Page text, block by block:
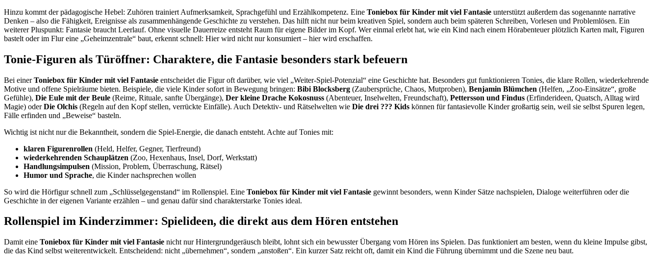
Hinzu kommt der pädagogische Hebel: Zuhören trainiert Aufmerksamkeit, Sprachgefühl und Erzählkompetenz. Eine Toniebox für Kinder mit viel Fantasie unterstützt außerdem das sogenannte narrative
Denken – also die Fähigkeit, Ereignisse als zusammenhängende Geschichte zu verstehen. Das hilft nicht nur beim kreativen Spiel, sondern auch beim späteren Schreiben, Vorlesen und Problemlösen. Ein
weiterer Pluspunkt: Fantasie braucht Leerlauf. Ohne visuelle Dauerreize entsteht Raum für eigene Bilder im Kopf. Wer einmal erlebt hat, wie ein Kind nach einem Hörabenteuer plötzlich Karten malt, Figuren
bastelt oder im Flur eine „Geheimzentrale“ baut, erkennt schnell: Hier wird nicht nur konsumiert – hier wird erschaffen.
Tonie-Figuren als Türöffner: Charaktere, die Fantasie besonders stark befeuern
Bei einerToniebox für Kinder mit viel Fantasie entscheidet die Figur oft darüber, wie viel „Weiter-Spiel-Potenzial“ eine Geschichte hat. Besonders gut funktionieren Tonies, die klare Rollen, wiederkehrende
Motive und offene Spielräume bieten. Beispiele, die viele Kinder sofort in Bewegung bringen: Bibi Blocksberg (Zaubersprüche, Chaos, Mutproben), Benjamin Blümchen (Helfen, „Zoo-Einsätze“, große
Gefühle), Die Eule mit der Beule (Reime, Rituale, sanfte Übergänge), Der kleine Drache Kokosnuss (Abenteuer, Inselwelten, Freundschaft), Pettersson und Findus (Erfinderideen, Quatsch, Alltag wird
Magie) oderDie Olchis (Regeln auf den Kopf stellen, verrückte Einfälle). Auch Detektiv- und Rätselwelten wie Die drei ??? Kids können für fantasievolle Kinder großartig sein, weil sie selbst Spuren legen,
Fälle erfinden und „Beweise“ basteln.
Wichtig ist nicht nur die Bekanntheit, sondern die Spiel-Energie, die danach entsteht. Achte auf Tonies mit:
klaren Figurenrollen (Held, Helfer, Gegner, Tierfreund)
wiederkehrenden Schauplätzen (Zoo, Hexenhaus, Insel, Dorf, Werkstatt)
Handlungsimpulsen (Mission, Problem, Überraschung, Rätsel)
Humor und Sprache, die Kinder nachsprechen wollen
So wird die Hörfigur schnell zum „Schlüsselgegenstand“ im Rollenspiel. Eine Toniebox für Kinder mit viel Fantasie gewinnt besonders, wenn Kinder Sätze nachspielen, Dialoge weiterführen oder die
Geschichte in der eigenen Variante erzählen – und genau dafür sind charakterstarke Tonies ideal.
Rollenspiel im Kinderzimmer: Spielideen, die direkt aus dem Hören entstehen
Damit eine Toniebox für Kinder mit viel Fantasie nicht nur Hintergrundgeräusch bleibt, lohnt sich ein bewusster Übergang vom Hören ins Spielen. Das funktioniert am besten, wenn du kleine Impulse gibst,
die das Kind selbst weiterentwickelt. Entscheidend: nicht „übernehmen“, sondern „anstoßen“. Ein kurzer Satz reicht oft, damit ein Kind die Führung übernimmt und die Szene neu baut.